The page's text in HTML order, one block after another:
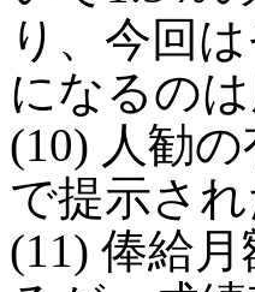
り、今回
になるのは
(10) 人勧
で提示さ
(11) 俸給